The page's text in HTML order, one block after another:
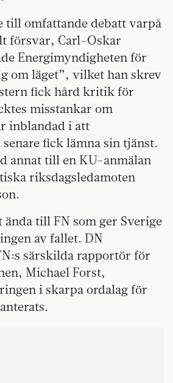
till omfattande debatt varpå
försvar, Carl-Oskar
Energimyndigheten för
om läget”, vilket han skrev
fick hård kritik för
misstankar om
inblandad i att
senare fick lämna sin tjänst.
annat till en KU-anmälan
riksdagsledamoten
till FN som ger Sverige
av fallet. DN
särskilda rapportör för
Michael Forst,
i skarpa ordalag för